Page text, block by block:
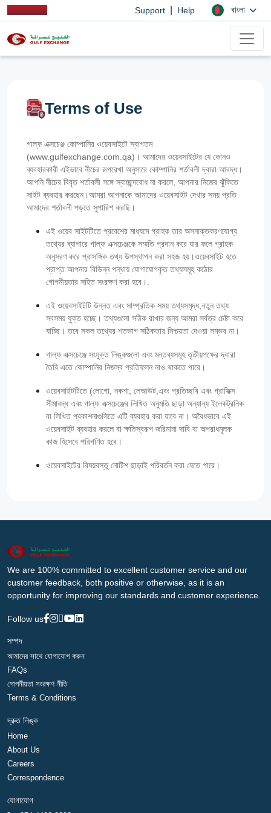
Support Help বাংলা
Terms of Use
গাল্ফ এক্সচেঞ্জ কোম্পানির ওয়েবসাইটে স্বাগতম
(www.gulfexchange.com.qa)। আমাদের ওয়েবসাইটের যে কোনও
ব্যবহারকারী এইভাবে নীচের রূপরেখা অনুসারে কোম্পানির শর্তাবলী দ্বারা আবদ্ধ।
আপনি নীচের বিবৃত শর্তাবলী সঙ্গে স্বাচ্ছন্দবোধ না করলে, আপনার নিজের ঝুঁকিতে
সাইট ব্যবহার করছেন।আমরা আপনাকে আমাদের ওয়েবসাইট দেখার সময় প্রতি
আমাদের শর্তাবলী পড়তে সুপারিশ করছি।
এই ওয়েব সাইটটিতে প্রবেশের মাধ্যমে গ্রাহক তার অসনাক্তকরণযোগ্য
তথ্যের ব্যাপারে গাল্‌ফ এক্সচেঞ্জকে সম্মতি প্রদান করে যার ফলে গ্রাহক
অনুসরণ করে প্রাসঙ্গিক তথ্য উপস্থাপন করা সহজ হয়।ওয়েবসাইট হতে
প্রাপ্ত আপনার বিভিন্ন পন্থায় যোগাযোগকৃত তথ্যসমূহ কঠোর
গোপনীয়তার সহিত সংরক্ষণ করা হবে।.
এই ওয়েবসাইটটি উন্নত এবং সাম্প্রতিক সময় তথ্যসমৃদ্ধ,নতুন তথ্য
সবসময় যুক্ত হচ্ছে। তথ্যগুলো সঠিক রাখার জন্য আমরা সর্বত্র চেষ্টা করে
যাচ্ছি। তবে সকল তথ্যের শতভাগ সঠিকতার নিশ্চয়তা দেওয়া সম্ভব না।
গাল্‌ফ এক্সচেঞ্জে সংযুক্ত লিঙ্কগুলো এবং মন্তব্যসমূহ তৃতীয়পক্ষের দ্বারা
তৈরি এতে কোম্পানির নিজস্ব প্রতিফলন নাও থাকতে পারে।
ওয়েবসাইটটিতে (লোগো, নকশা, লেআউট,এবং প্রতিচ্ছবি এবং গ্রাফিক্স
সীমাবদ্ধ এবং গাল্‌ফ এক্সচেঞ্জের লিখিত অনুমতি ছাড়া অন্যান্য ইলেকট্রনিক
বা লিখিত প্রকাশনাগুলিতে এটি ব্যবহার করা যাবে না। অবৈধভাবে এই
ওয়েবসাইট ব্যবহার করলে বা ক্ষতিস্বরূপ জরিমানা দাবি বা অপরাধমূলক
কাজ হিসেবে পরিগণিত হবে।
ওয়েবসাইটের বিষয়বস্তু নোটিশ ছাড়াই পরিবর্তন করা যেতে পারে।
We are 100% committed to excellent customer service and our
customer feedback, both positive or otherwise, as it is an
opportunity for improving our standards and customer experience.
Follow us
সম্পদ
আমাদের সাথে যোগাযোগ করুন
FAQs
গোপনীয়তা সংরক্ষণ নীতি
Terms & Conditions
দ্রুত লিঙ্ক
Home
About Us
Careers
Correspondence
যোগাযোগ